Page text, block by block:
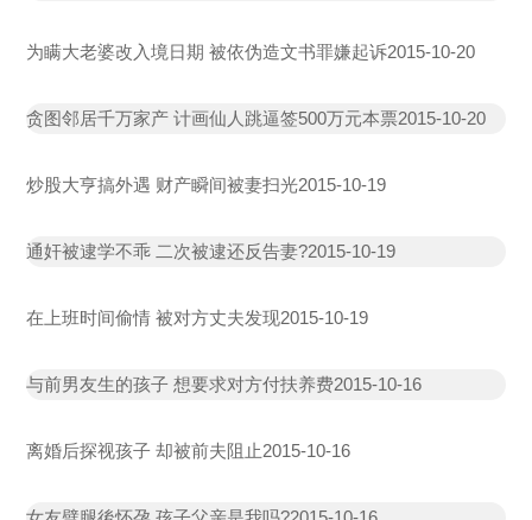
为瞒大老婆改入境日期 被依伪造文书罪嫌起诉2015-10-20
贪图邻居千万家产 计画仙人跳逼签500万元本票2015-10-20
炒股大亨搞外遇 财产瞬间被妻扫光2015-10-19
通奸被逮学不乖 二次被逮还反告妻?2015-10-19
在上班时间偷情 被对方丈夫发现2015-10-19
与前男友生的孩子 想要求对方付扶养费2015-10-16
离婚后探视孩子 却被前夫阻止2015-10-16